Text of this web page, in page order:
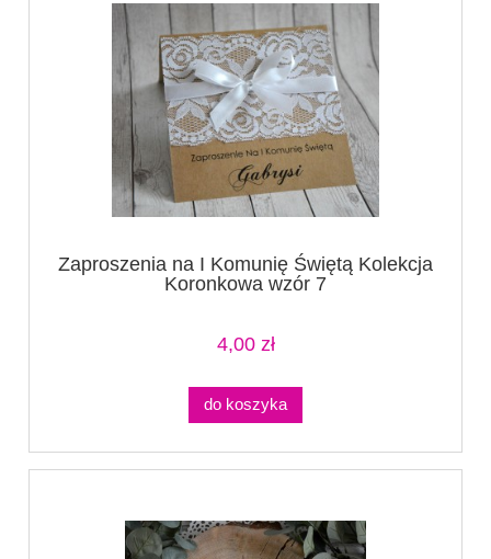
Zaproszenia na I Komunię Świętą Kolekcja
Koronkowa wzór 7
4,00 zł
do koszyka